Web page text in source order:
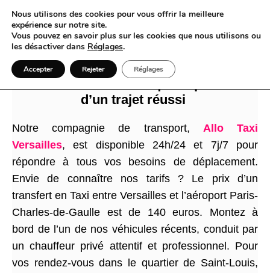
Même pour aller à Maule un Taxi à
d’un trajet réussi
Notre compagnie de transport, Allo Taxi
Versailles, est disponible 24h/24 et 7j/7 pour
répondre à tous vos besoins de déplacement.
Envie de connaître nos tarifs ? Le prix d’un
transfert en Taxi entre Versailles et l’aéroport Paris-
Charles-de-Gaulle est de 140 euros. Montez à
bord de l’un de nos véhicules récents, conduit par
un chauffeur privé attentif et professionnel. Pour
vos rendez-vous dans le quartier de Saint-Louis,
Nous utilisons des cookies pour vous offrir la meilleure
expérience sur notre site.
Vous pouvez en savoir plus sur les cookies que nous utilisons ou
les désactiver dans Réglages.
Accepter Rejeter Réglages